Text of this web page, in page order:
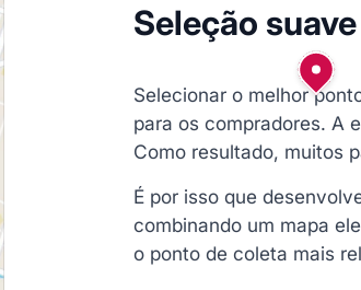
Seleção
Selecionar o melhor
para os compradores. A
Como resultado, muitos
É por isso que
combinando um mapa
o ponto de coleta mais